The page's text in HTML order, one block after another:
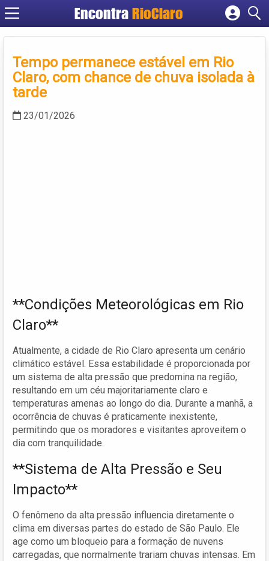
Encontra RioClaro
Cadastrar empresa
Criar conta
Tempo permanece estável em Rio
Claro, com chance de chuva isolada à
tarde
23/01/2026
**Condições Meteorológicas em Rio
Claro**
Atualmente, a cidade de Rio Claro apresenta um cenário
climático estável. Essa estabilidade é proporcionada por
um sistema de alta pressão que predomina na região,
resultando em um céu majoritariamente claro e
temperaturas amenas ao longo do dia. Durante a manhã, a
ocorrência de chuvas é praticamente inexistente,
permitindo que os moradores e visitantes aproveitem o
dia com tranquilidade.
**Sistema de Alta Pressão e Seu
Impacto**
O fenômeno da alta pressão influencia diretamente o
clima em diversas partes do estado de São Paulo. Ele
age como um bloqueio para a formação de nuvens
carregadas, que normalmente trariam chuvas intensas. Em